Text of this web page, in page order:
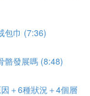
包巾 (7:36)
骼發展嗎 (8:48)
＋6種狀況＋4個層